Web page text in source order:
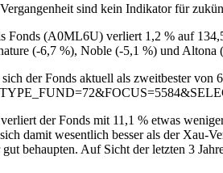
sind kein Indikator für
Fonds (A0ML6U) verliert 1,2 % auf
(-6,7 %), Noble (-5,1 %) und
der Fonds aktuell als zweitbester
der Fonds mit 11,1 % etwas
damit wesentlich besser als der Xau-
behaupten. Auf Sicht der letzten 3